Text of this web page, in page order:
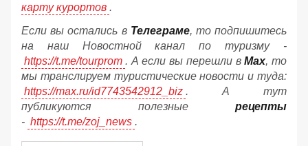
карту курортов .
Если вы остались в Телеграме, то подпишитесь
на наш Новостной канал по туризму -
https://t.me/tourprom . А если вы перешли вМах, то
мы транслируем туристические новости и туда:
https://max.ru/id7743542912_biz . А тут
публикуются полезные рецепты
- https://t.me/zoj_news .